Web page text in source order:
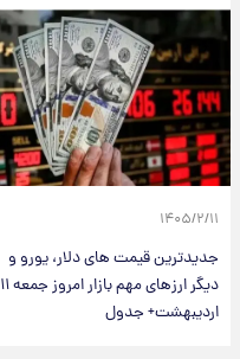
۱۴۰۵/۲/۱۱
جدیدترین قیمت های دلار، یورو و
دیگر ارزهای مهم بازار امروز جمعه ۱۱
اردیبهشت+ جدول